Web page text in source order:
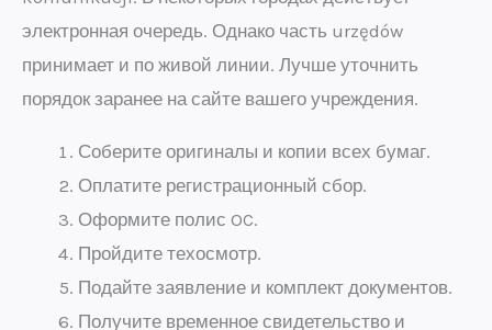
электронная очередь. Однако часть urzędów
принимает и по живой линии. Лучше уточнить
порядок заранее на сайте вашего учреждения.
Соберите оригиналы и копии всех бумаг.
Оплатите регистрационный сбор.
Оформите полис OC.
Пройдите техосмотр.
Подайте заявление и комплект документов.
Получите временное свидетельство и